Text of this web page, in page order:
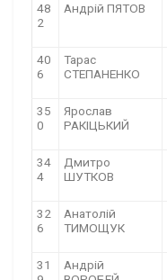
48
2
Андрій ПЯТОВ
40
6
Тарас
СТЕПАНЕНКО
35
0
Ярослав
РАКІЦЬКИЙ
34
4
Дмитро
ШУТКОВ
32
6
Анатолій
ТИМОЩУК
31
Андрій